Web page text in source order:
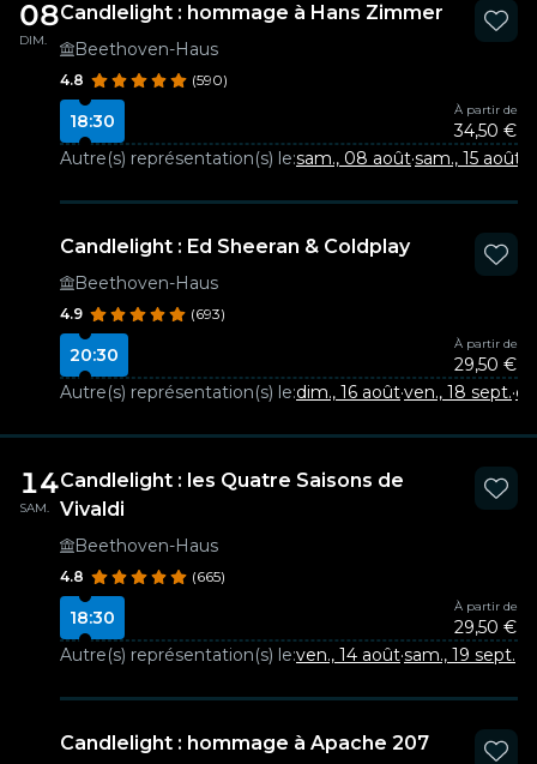
08
DIM.
Candlelight : hommage à Hans Zimmer
Beethoven-Haus
4.8 (590)
18:30
À partir de
34,50 €
Autre(s) représentation(s) le:sam., 08 août·sam., 15 août
Candlelight : Ed Sheeran & Coldplay
Beethoven-Haus
4.9 (693)
20:30
À partir de
29,50 €
Autre(s) représentation(s) le:dim., 16 août·ven., 18 sept.·
14
SAM.
Candlelight : les Quatre Saisons de
Vivaldi
Beethoven-Haus
4.8 (665)
18:30
À partir de
29,50 €
Autre(s) représentation(s) le:ven., 14 août·sam., 19 sept.
Candlelight : hommage à Apache 207